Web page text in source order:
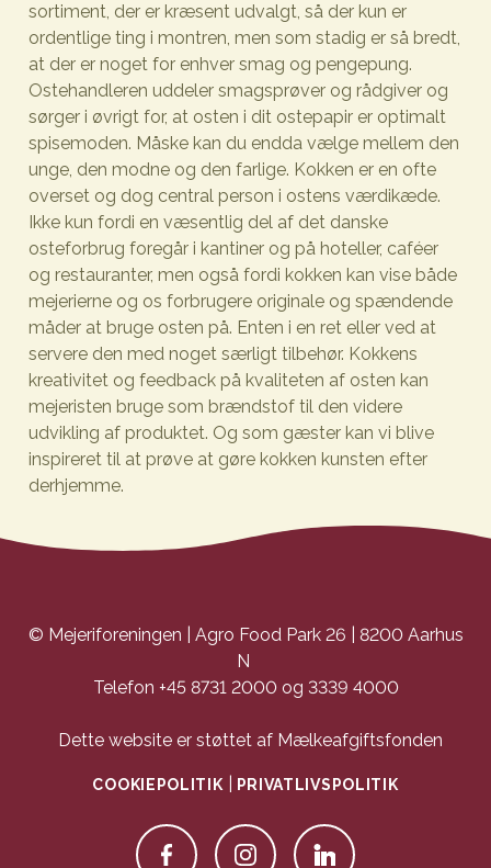
sortiment, der er kræsent udvalgt, så der kun er
ordentlige ting i montren, men som stadig er så bredt,
at der er noget for enhver smag og pengepung.
Ostehandleren uddeler smagsprøver og rådgiver og
sørger i øvrigt for, at osten i dit ostepapir er optimalt
spisemoden. Måske kan du endda vælge mellem den
unge, den modne og den farlige. Kokken er en ofte
overset og dog central person i ostens værdikæde.
Ikke kun fordi en væsentlig del af det danske
osteforbrug foregår i kantiner og på hoteller, caféer
og restauranter, men også fordi kokken kan vise både
mejerierne og os forbrugere originale og spændende
måder at bruge osten på. Enten i en ret eller ved at
servere den med noget særligt tilbehør. Kokkens
kreativitet og feedback på kvaliteten af osten kan
mejeristen bruge som brændstof til den videre
udvikling af produktet. Og som gæster kan vi blive
inspireret til at prøve at gøre kokken kunsten efter
derhjemme.
© Mejeriforeningen | Agro Food Park 26 | 8200 Aarhus
N
Telefon +45 8731 2000 og 3339 4000
Dette website er støttet af Mælkeafgiftsfonden
COOKIEPOLITIK PRIVATLIVSPOLITIK